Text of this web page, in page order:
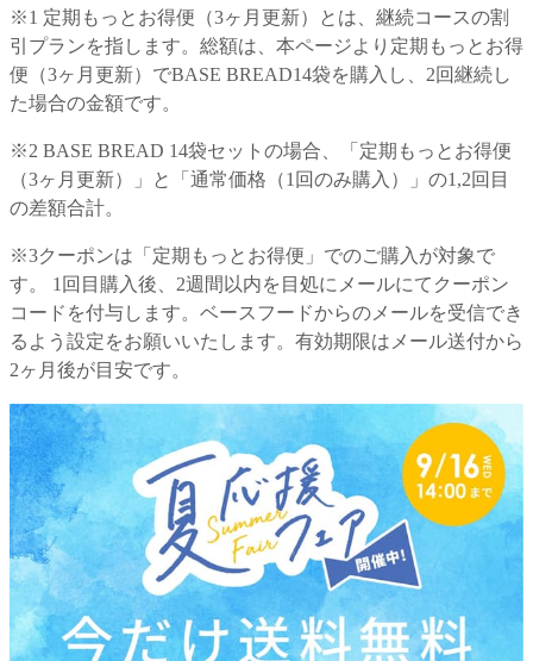
※1 定期もっとお得便（3ヶ月更新）とは、継続コースの割
引プランを指します。総額は、本ページより定期もっとお得
便（3ヶ月更新）でBASE BREAD14袋を購入し、2回継続し
た場合の金額です。
※2 BASE BREAD 14袋セットの場合、「定期もっとお得便
（3ヶ月更新）」と「通常価格（1回のみ購入）」の1,2回目
の差額合計。
※3クーポンは「定期もっとお得便」でのご購入が対象で
す。 1回目購入後、2週間以内を目処にメールにてクーポン
コードを付与します。ベースフードからのメールを受信でき
るよう設定をお願いいたします。有効期限はメール送付から
2ヶ月後が目安です。